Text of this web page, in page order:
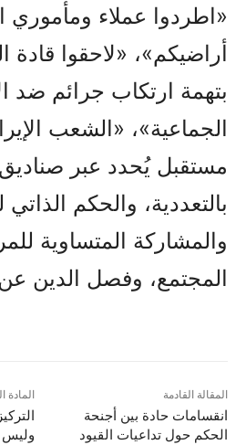
«اطردوا عملاء ومأموري
أراضيكم»، «لاحقوا قادة
بتهمة ارتكاب جرائم ضد
الجماعية»، «الشعب
مستقبل يُحدد عبر صناديق
بالتعددية، والحكم الذاتي
والمشاركة المتساوية
المجتمع، وفصل الدين
المادة
وليس
المقالة القادمة
انقسامات حادة بين أجنحة
الحكم حول تداعيات القيود